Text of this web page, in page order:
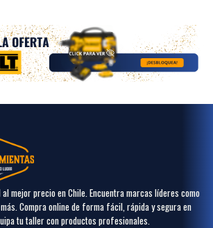
mejor precio en Chile. Encuentra marcas líderes como
Compra online de forma fácil, rápida y segura en
tu taller con productos profesionales.